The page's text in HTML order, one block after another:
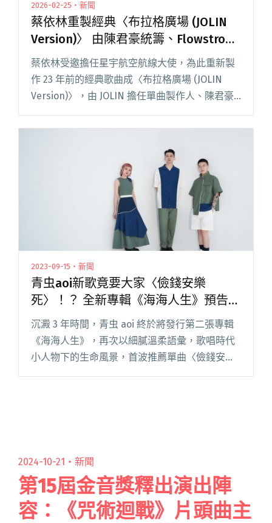
2026-02-25・新聞
蔡依林重製經典〈布拉格廣場 (JOLIN
Version)〉 由陳君豪統籌、Flowstrong
操刀新版編曲
蔡依林受邀擔任星宇航空航線大使，為此重新製
作 23 年前的經典歌曲成〈布拉格廣場 (JOLIN
Version)〉，由 JOLIN 擔任單曲製作人、陳君豪
協力統籌音樂，並交由在嘻哈圈嶄露頭角的新銳
電子音樂人 Flowstrong 翻新編曲！閱讀全文 "蔡
陳君豪統籌、Flowstrong操刀新版編曲"
2023-09-15・新聞
青虫aoi新歌竟要大家〈儉錢安樂
死〉！？ 全新專輯《海海人生》預告下
個月發行
沉澱 3 年時間，青虫 aoi 終於將發行第二張專輯
《海海人生》，再次以細膩溫柔語彙，歌唱時代
小人物下的生命風景，首波推薦單曲〈儉錢安樂
2024-10-21・ 新聞
第15屆金音獎釋出演出陣
容：《咒術迴戰》片頭曲主